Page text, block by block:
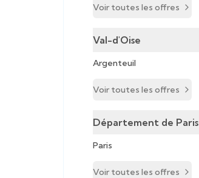
Voir toutes les offres
Val-d'Oise
Argenteuil
Voir toutes les offres
Département de Paris
Paris
Voir toutes les offres